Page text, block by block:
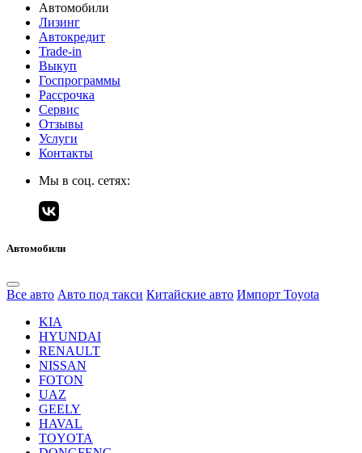
Автомобили
Лизинг
Автокредит
Trade-in
Выкуп
Госпрограммы
Рассрочка
Сервис
Отзывы
Услуги
Контакты
Мы в соц. сетях:
Автомобили
Все авто Авто под такси Китайские авто Импорт Toyota
KIA
HYUNDAI
RENAULT
NISSAN
FOTON
UAZ
GEELY
HAVAL
TOYOTA